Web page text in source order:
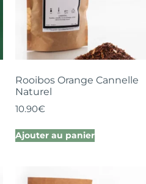
Rooibos Orange Cannelle
Naturel
10.90€
Ajouter au panier